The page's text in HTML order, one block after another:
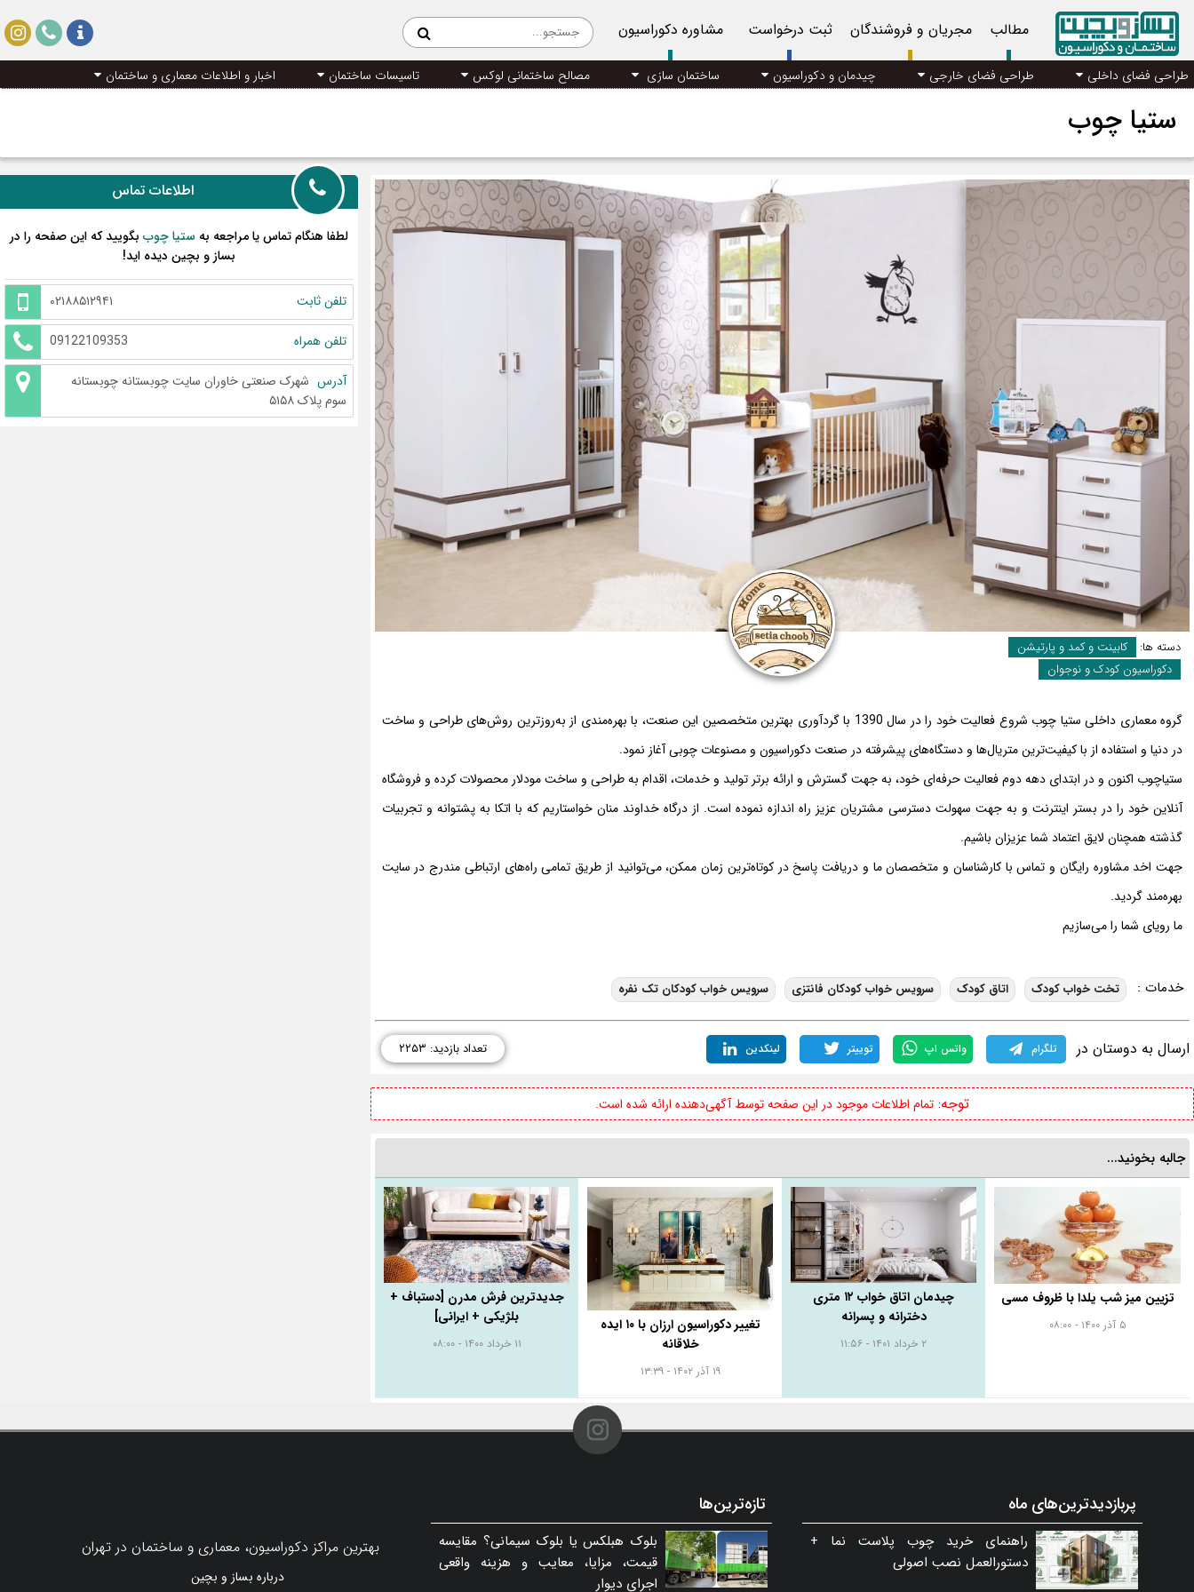
مطالب مجریان و فروشندگان ثبت درخواست مشاوره دکوراسیون
طراحی فضای داخلی طراحی فضای خارجی چیدمان و دکوراسیون ساختمان سازی مصالح ساختمانی لوکس تاسیسات ساختمان اخبار و اطلاعات معماری و ساختمان
ستیا چوب
اطلاعات تماس
لطفا هنگام تماس یا مراجعه به ستیا چوببگویید که این صفحه را در
بساز و بچین دیده اید!
تلفن ثابت ۰۲۱۸۸۵۱۲۹۴۱
تلفن همراه 09122109353
آدرس شهرک صنعتی خاوران سایت چوبستانه چوبستانه
سوم پلاک ۵۱۵۸
دسته ها:
کابینت و کمد و پارتیشن
دکوراسیون کودک و نوجوان
گروه معماری داخلی ستیا چوب شروع فعالیت خود را در سال 1390 با گردآوری بهترین متخصصین این صنعت، با بهره‌مندی از به‌روزترین روش‌های طراحی و ساخت
در دنیا و استفاده از با کیفیت‌ترین متریال‌ها و دستگاه‌های پیشرفته در صنعت دکوراسیون و مصنوعات چوبی آغاز نمود.
ستیاچوب اکنون و در ابتدای دهه دوم فعالیت حرفه‌ای خود، به جهت گسترش و ارائه برتر تولید و خدمات، اقدام به طراحی و ساخت مودلار محصولات کرده و فروشگاه
آنلاین خود را در بستر اینترنت و به جهت سهولت دسترسی مشتریان عزیز راه اندازه نموده است. از درگاه خداوند منان خواستاریم که با اتکا به پشتوانه و تجربیات
گذشته همچنان لایق اعتماد شما عزیزان باشیم.
جهت اخد مشاوره رایگان و تماس با کارشناسان و متخصصان ما و دریافت پاسخ در کوتاه‌ترین زمان ممکن، می‌توانید از طریق تمامی راه‌های ارتباطی مندرج در سایت
بهره‌مند گردید.
ما رویای شما را می‌سازیم
خدمات : تخت خواب کودک اتاق کودک سرویس خواب کودکان فانتزی سرویس خواب کودکان تک نفره
ارسال به دوستان در تلگرام واتس اپ توییتر لینکدین تعداد بازدید: ۲۲۵۳
توجه:تمام اطلاعات موجود در این صفحه توسط آگهی‌دهنده ارائه شده است.
جالبه بخونید...
تزیین میز شب یلدا با ظروف مسی
۵ آذر ۱۴۰۰ - ۰۸:۰۰
چیدمان اتاق خواب ۱۲ متری
دخترانه و پسرانه
۲ خرداد ۱۴۰۱ - ۱۱:۵۶
تغییر دکوراسیون ارزان با ۱۰ ایده
خلاقانه
۱۹ آذر ۱۴۰۲ - ۱۳:۳۹
جدیدترین فرش مدرن [دستباف +
بلژیکی + ایرانی]
۱۱ خرداد ۱۴۰۰ - ۰۸:۰۰
پربازدیدترین‌های ماه
راهنمای خرید چوب پلاست نما +
دستورالعمل نصب اصولی
تازه‌ترین‌ها
بلوک هبلکس یا بلوک سیمانی؟ مقایسه
قیمت، مزایا، معایب و هزینه واقعی
اجرای دیوار
بهترین مراکز دکوراسیون، معماری و ساختمان در تهران
درباره بساز و بچین